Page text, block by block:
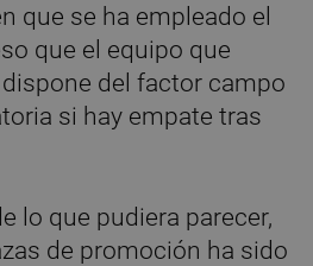
que se ha empleado el
que el equipo que
del factor campo
si hay empate tras
lo que pudiera parecer,
de promoción ha sido